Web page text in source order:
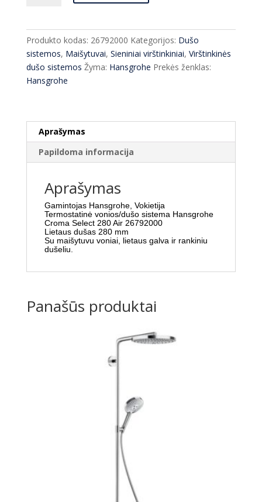
Termostatinė
sistema
Croma
Select
Produkto kodas: 26792000 Kategorijos: Dušo
sistemos, Maišytuvai, Sieniniai virštinkiniai, Virštinkinės
dušo sistemos Žyma: Hansgrohe Prekės ženklas:
Hansgrohe
Aprašymas
Papildoma informacija
Aprašymas
Gamintojas Hansgrohe, Vokietija
Termostatinė vonios/dušo sistema Hansgrohe
Croma Select 280 Air 26792000
Lietaus dušas 280 mm
Su maišytuvu voniai, lietaus galva ir rankiniu
dušeliu.
Panašūs produktai